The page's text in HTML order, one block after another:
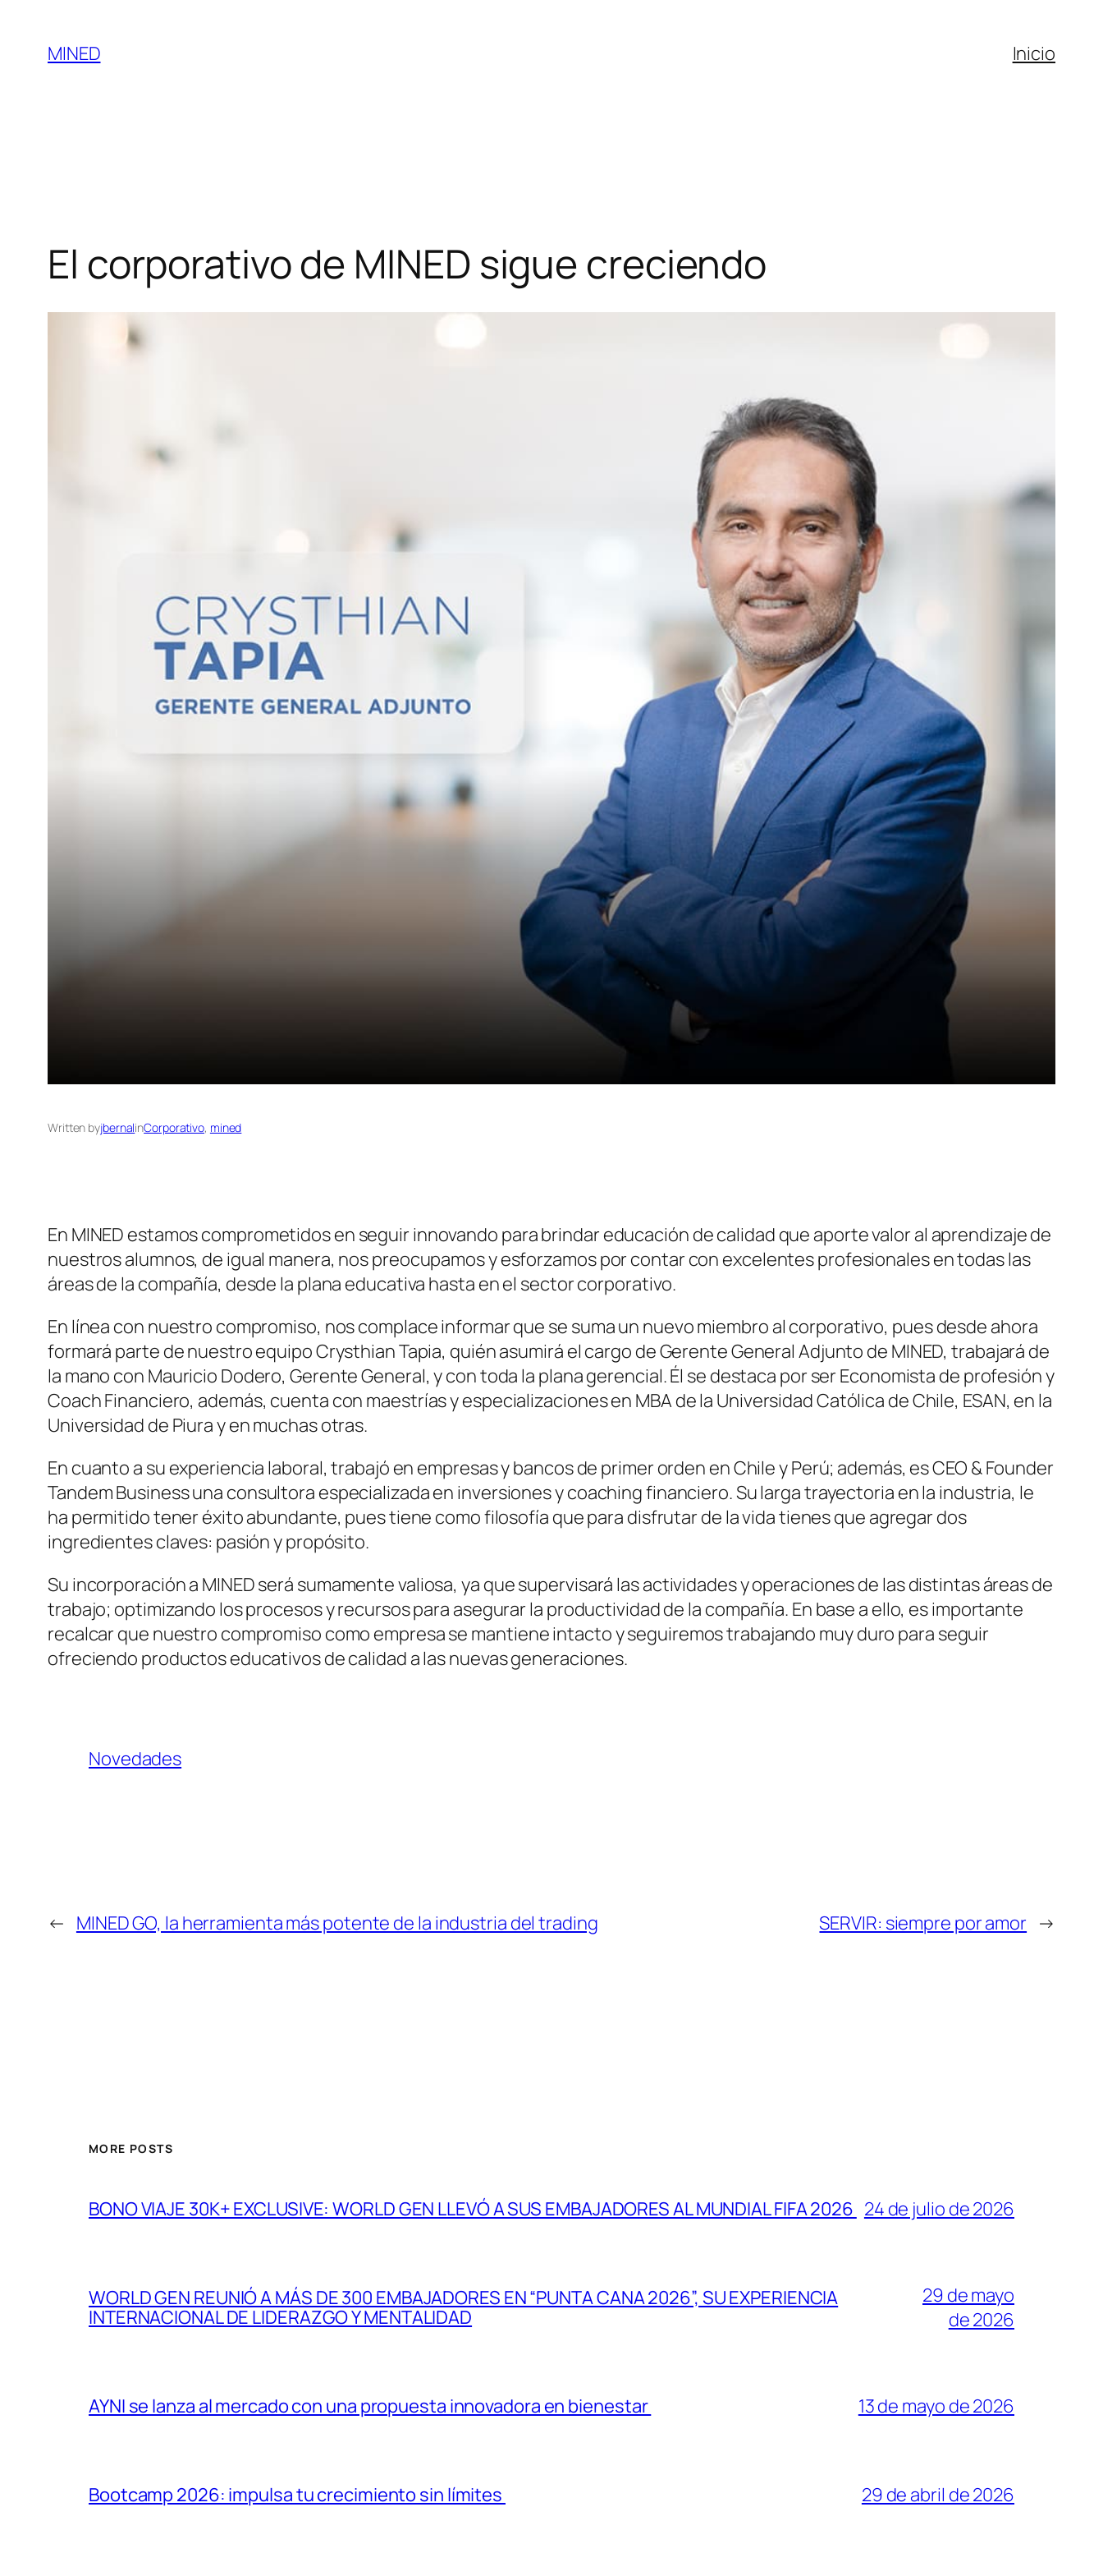
MINED Inicio
El corporativo de MINED sigue creciendo
Written byjbernalinCorporativo, mined
En MINED estamos comprometidos en seguir innovando para brindar educación de calidad que aporte valor al aprendizaje de
nuestros alumnos, de igual manera, nos preocupamos y esforzamos por contar con excelentes profesionales en todas las
áreas de la compañía, desde la plana educativa hasta en el sector corporativo.​
En línea con nuestro compromiso, nos complace informar que se suma un nuevo miembro al corporativo, pues desde ahora
formará parte de nuestro equipo Crysthian Tapia, quién asumirá el cargo de Gerente General Adjunto de MINED, trabajará de
la mano con Mauricio Dodero, Gerente General, y con toda la plana gerencial. Él se destaca por ser Economista de profesión y
Coach Financiero, además, cuenta con maestrías y especializaciones en MBA de la Universidad Católica de Chile, ESAN, en la
Universidad de Piura y en muchas otras.
En cuanto a su experiencia laboral, trabajó en empresas y bancos de primer orden en Chile y Perú; además, es CEO & Founder
Tandem Business una consultora especializada en inversiones y coaching financiero. Su larga trayectoria en la industria, le
ha permitido tener éxito abundante, pues tiene como filosofía que para disfrutar de la vida tienes que agregar dos
ingredientes claves: pasión y propósito.​
Su incorporación a MINED será sumamente valiosa, ya que supervisará las actividades y operaciones de las distintas áreas de
trabajo; optimizando los procesos y recursos para asegurar la productividad de la compañía. En base a ello, es importante
recalcar que nuestro compromiso como empresa se mantiene intacto y seguiremos trabajando muy duro para seguir
ofreciendo productos educativos de calidad a las nuevas generaciones. ​
Novedades
← MINED GO, la herramienta más potente de la industria del trading SERVIR: siempre por amor →
MORE POSTS
BONO VIAJE 30K+ EXCLUSIVE: WORLD GEN LLEVÓ A SUS EMBAJADORES AL MUNDIAL FIFA 2026 24 de julio de 2026
WORLD GEN REUNIÓ A MÁS DE 300 EMBAJADORES EN “PUNTA CANA 2026”, SU EXPERIENCIA
INTERNACIONAL DE LIDERAZGO Y MENTALIDAD
29 de mayo
de 2026
AYNI se lanza al mercado con una propuesta innovadora en bienestar 13 de mayo de 2026
Bootcamp 2026: impulsa tu crecimiento sin límites 29 de abril de 2026